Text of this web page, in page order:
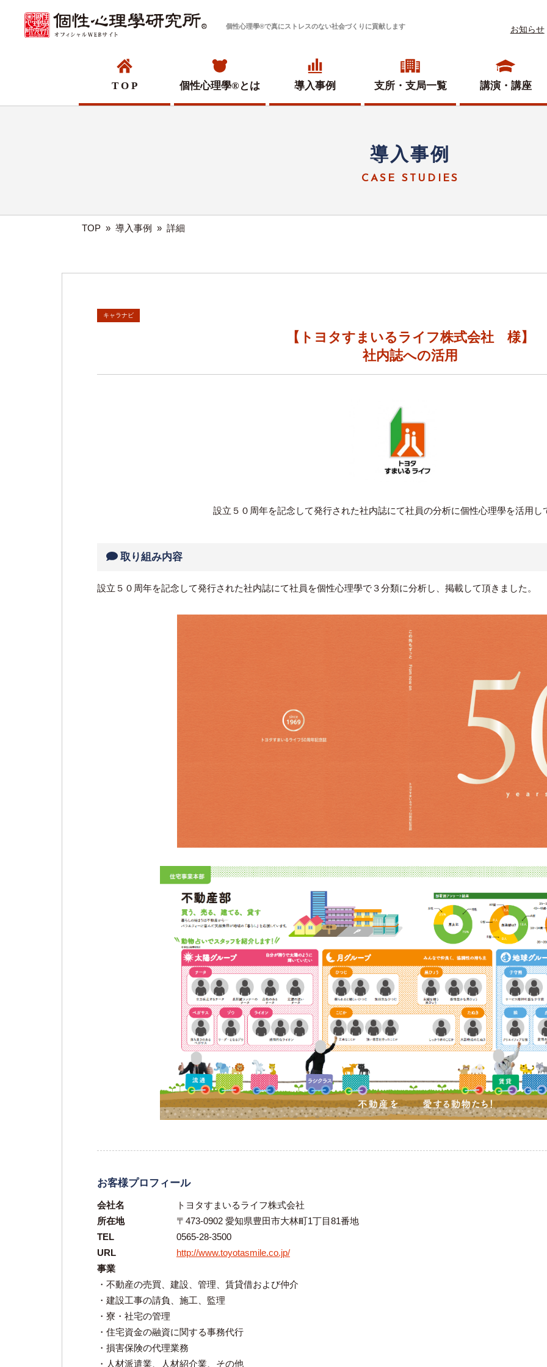
個性心理學®で真にストレスのない社会づくりに貢献します お知らせ
T O P 個性心理學®とは 導入事例 支所・ 支局一覧 講演・講座
導入事例
CASE STUDIES
TOP » 導入事例 » 詳細
キャラナビ
【トヨタすまいるライフ株式会社 様】
社内誌への活用
設立５０周年を記念して発行された社内誌にて社員の分析に個性心理學を活用し
取り組み内容
設立５０周年を記念して発行された社内誌にて社員を個性心理學で３分類に分析し、掲載して頂きました。
お客様プロフィール
会社名
トヨタすまいるライフ株式会社
所在地
〒473-0902 愛知県豊田市大林町1丁目81番地
TEL
0565-28-3500
URL
http://www.toyotasmile.co.jp/
事業
・不動産の売買、建設、管理、賃貸借および仲介
・建設工事の請負、施工、監理
・寮・社宅の管理
・住宅資金の融資に関する事務代行
・損害保険の代理業務
・人材派遣業、人材紹介業、その他